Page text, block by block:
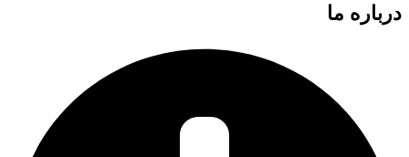
درباره ما